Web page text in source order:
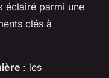
éclairé parmi une
clés à
: les